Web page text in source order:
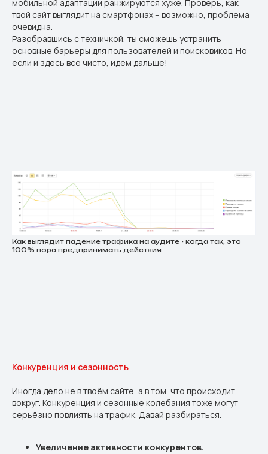
мобильной адаптации ранжируются хуже. Проверь, как
твой сайт выглядит на смартфонах – возможно, проблема
очевидна.
Разобравшись с техничкой, ты сможешь устранить
основные барьеры для пользователей и поисковиков. Но
если и здесь всё чисто, идём дальше!
Как выглядит падение трафика на аудите - когда так, это
100% пора предпринимать действия
Конкуренция и сезонность
Иногда дело не в твоём сайте, а в том, что происходит
вокруг. Конкуренция и сезонные колебания тоже могут
серьёзно повлиять на трафик. Давай разбираться.
Увеличение активности конкурентов.